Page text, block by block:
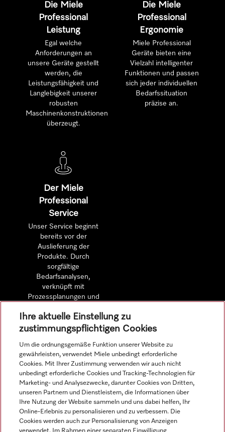
Die Miele
Professional
Leistung
Egal welche
Anforderungen an
unsere Geräte gestellt
werden, die
Leistungsfähigkeit und
Langlebigkeit unserer
robusten
Maschinenkonstruktionen
überzeugt.
Die Miele
Professional
Ergonomie
Miele Professional
Geräte bieten eine
Vielzahl intelligenter
Funktionen und passen
sich jeder individuellen
Bedarfssituation
präzise an.
Der Miele
Professional
Service
Unser Service beginnt
bereits vor der
Auslieferung der
Produkte. Durch
sorgfältige
Bedarfsanalysen,
verknüpft mit
Prozessplanungen und
Wirtschaftlichkeitsberechnungen.
Mehr erfahren
Navigation
Ihre aktuelle Einstellung zu
zustimmungspflichtigen Cookies
Um die ordnungsgemäße Funktion unserer Website zu
gewährleisten, verwendet Miele unbedingt erforderliche
Cookies. Mit Ihrer Zustimmung verwenden wir auch nicht
unbedingt erforderliche Cookies und Tracking-Technologien für
Marketing- und Analysezwecke, darunter Cookies von Dritten,
unseren Partnern und Dienstleistern, die Informationen über
Ihre Nutzung der Website sammeln und uns dabei helfen, Ihr
Online-Erlebnis zu personalisieren und zu verbessern. Die
Cookies werden auch zur Personalisierung von Anzeigen